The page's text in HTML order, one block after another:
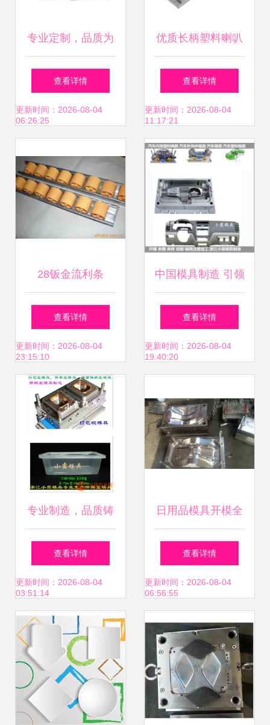
专业定制，品质为
先 台州市拓优模塑
电池盒模具厂家直
查看详情
更新时间：2026-08-04
06:26:25
优质长柄塑料喇叭
塑胶模具的制造与
注塑件加工定制
查看详情
更新时间：2026-08-04
11:17:21
28钣金流利条
BLLT-28及货架线
棒系统 先进先出仓
储解决方案的专业
解析
查看详情
更新时间：2026-08-04
23:15:10
中国模具制造 引领
保险杠塑料模具与
大包围塑胶模具加
查看详情
更新时间：2026-08-04
19:40:20
专业制造，品质铸
就 探索四格塑胶快
餐盒模具的开模奥
查看详情
更新时间：2026-08-04
03:51:14
日用品模具开模全
览 晾衣架、衣架与
垃圾桶的精密制造
查看详情
更新时间：2026-08-04
06:56:55